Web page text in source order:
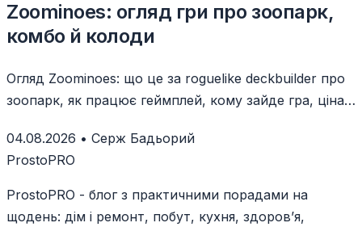
Zoominoes: огляд гри про зоопарк,
комбо й колоди
Огляд Zoominoes: що це за roguelike deckbuilder про
зоопарк, як працює геймплей, кому зайде гра, ціна
04.08.2026 • Серж Бадьорий
ProstoPRO
ProstoPRO - блог з практичними порадами на
щодень: дім і ремонт, побут, кухня, здоров’я,